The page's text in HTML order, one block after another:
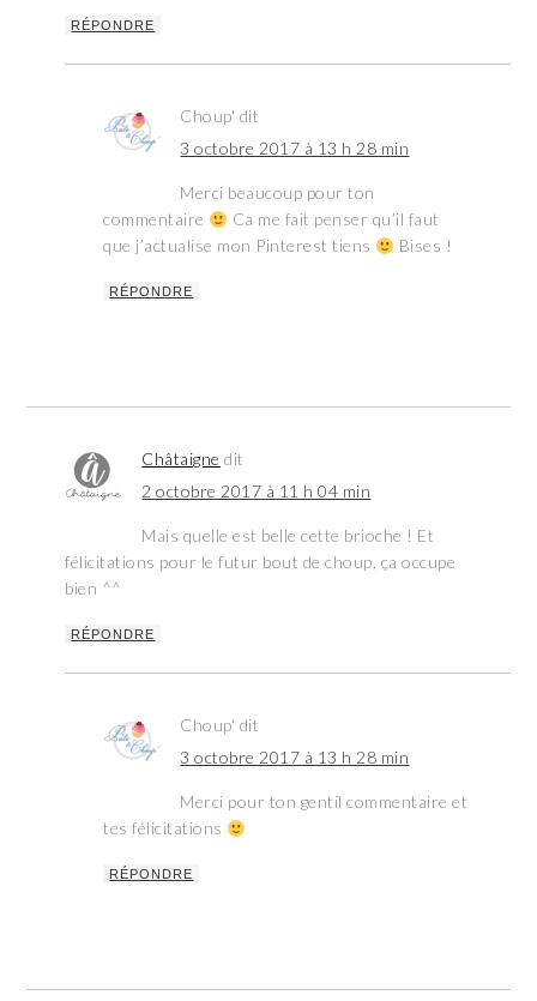
RÉPONDRE
Choup' dit
3 octobre 2017 à 13 h 28 min
Merci beaucoup pour ton
commentaire
Ca me fait penser qu’il faut
que j’actualise mon Pinterest tiens
Bises !
RÉPONDRE
Châtaigne dit
2 octobre 2017 à 11 h 04 min
Mais quelle est belle cette brioche ! Et
félicitations pour le futur bout de choup, ça occupe
bien ^^
RÉPONDRE
Choup' dit
3 octobre 2017 à 13 h 28 min
Merci pour ton gentil commentaire et
tes félicitations
RÉPONDRE